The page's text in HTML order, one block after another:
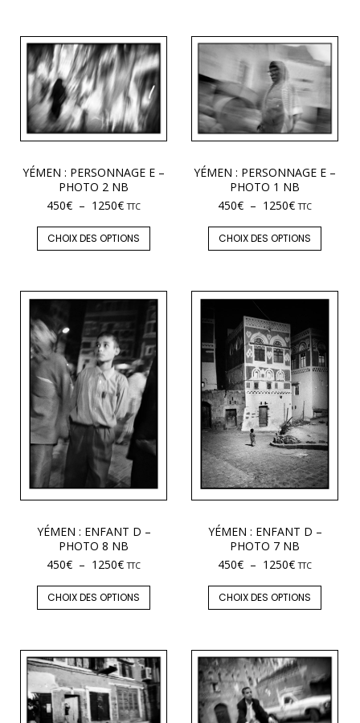
YÉMEN : PERSONNAGE E –
PHOTO 2 NB
450€ – 1250€ TTC
CHOIX DES OPTIONS
YÉMEN : PERSONNAGE E –
PHOTO 1 NB
450€ – 1250€ TTC
CHOIX DES OPTIONS
YÉMEN : ENFANT D –
PHOTO 8 NB
450€ – 1250€ TTC
CHOIX DES OPTIONS
YÉMEN : ENFANT D –
PHOTO 7 NB
450€ – 1250€ TTC
CHOIX DES OPTIONS